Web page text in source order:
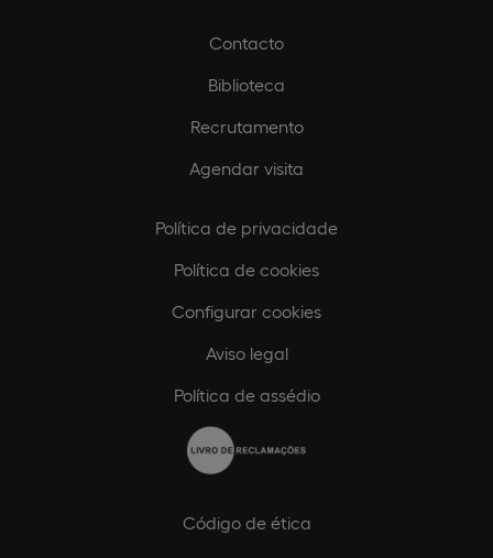
Contacto
Biblioteca
Recrutamento
Agendar visita
Política de privacidade
Política de cookies
Configurar cookies
Aviso legal
Política de assédio
Código de ética